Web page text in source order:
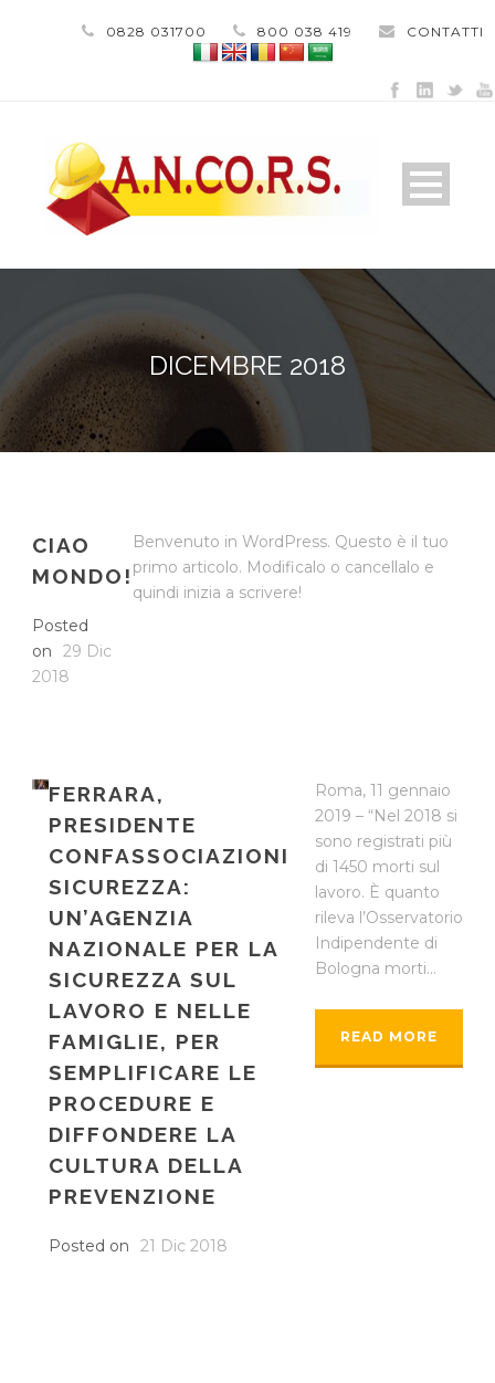
0828 031700 800 038 419 CONTATTI
DICEMBRE 2018
CIAO
MONDO!
Posted
on
29 Dic
2018
Benvenuto in WordPress. Questo è il tuo
primo articolo. Modificalo o cancellalo e
quindi inizia a scrivere!
FERRARA,
PRESIDENTE
CONFASSOCIAZIONI
SICUREZZA:
UN’AGENZIA
NAZIONALE PER LA
SICUREZZA SUL
LAVORO E NELLE
FAMIGLIE, PER
SEMPLIFICARE LE
PROCEDURE E
DIFFONDERE LA
CULTURA DELLA
PREVENZIONE
Posted on 21 Dic 2018
Roma, 11 gennaio
2019 – “Nel 2018 si
sono registrati più
di 1450 morti sul
lavoro. È quanto
rileva l’Osservatorio
Indipendente di
Bologna morti...
READ MORE